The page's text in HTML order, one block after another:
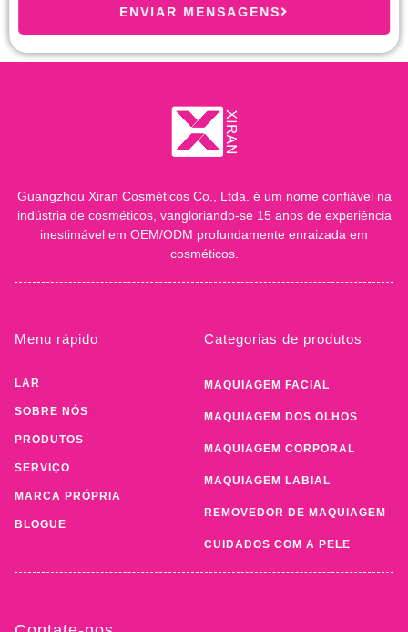
ENVIAR MENSAGENS
Guangzhou Xiran Cosméticos Co., Ltda. é um nome confiável na
indústria de cosméticos, vangloriando-se 15 anos de experiência
inestimável em OEM/ODM profundamente enraizada em
cosméticos.
Menu rápido
LAR
SOBRE NÓS
PRODUTOS
SERVIÇO
MARCA PRÓPRIA
BLOGUE
Categorias de produtos
MAQUIAGEM FACIAL
MAQUIAGEM DOS OLHOS
MAQUIAGEM CORPORAL
MAQUIAGEM LABIAL
REMOVEDOR DE MAQUIAGEM
CUIDADOS COM A PELE